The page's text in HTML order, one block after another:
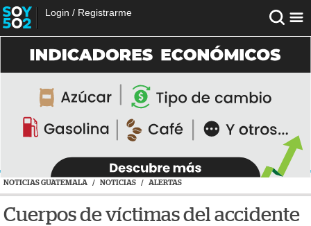
Login / Registrarme
NOTICIAS GUATEMALA / NOTICIAS / ALERTAS
Cuerpos de víctimas del accidente